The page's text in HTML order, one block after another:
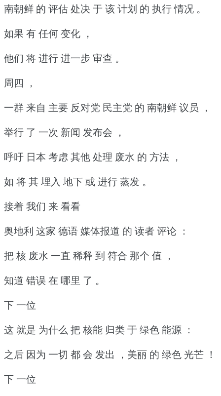
南朝鲜 的 评估 处决 于 该 计划 的 执行 情况 。
如果 有 任何 变化 ，
他们 将 进行 进一步 审查 。
周四 ，
一群 来自 主要 反对党 民主党 的 南朝鲜 议员 ，
举行 了 一次 新闻 发布会 ，
呼吁 日本 考虑 其他 处理 废水 的 方法 ，
如 将 其 埋入 地下 或 进行 蒸发 。
接着 我们 来 看看
奥地利 这家 德语 媒体报道 的 读者 评论 ：
把 核 废水 一直 稀释 到 符合 那个 值 ，
知道 错误 在 哪里 了 。
下 一位
这 就是 为什么 把 核能 归类 于 绿色 能源 ：
之后 因为 一切 都 会 发出 ，美丽 的 绿色 光芒 ！
下 一位